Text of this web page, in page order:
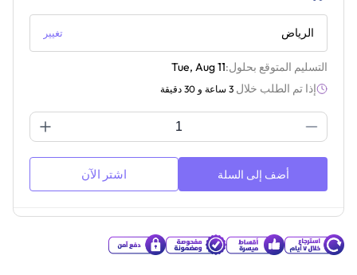
الرياض تغيير
التسليم المتوقع بحلول:Tue, Aug 11
إذا تم الطلب خلال 3 ساعة و 30 دقيقة
أضف إلى السلة اشتر الآن